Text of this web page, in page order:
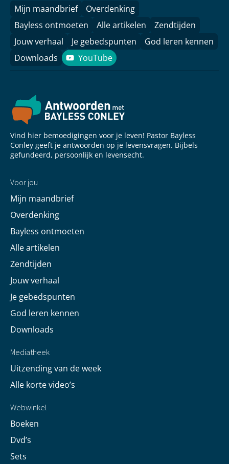
Mijn maandbrief
Overdenking
Bayless ontmoeten
Alle artikelen
Zendtijden
Jouw verhaal
Je gebedspunten
God leren kennen
Downloads
YouTube
YouTube
Vind hier bemoedigingen voor je leven! Pastor Bayless
Conley geeft je antwoorden op je levensvragen. Bijbels
gefundeerd, persoonlijk en levensecht.
Voor jou
Mijn maandbrief
Overdenking
Bayless ontmoeten
Alle artikelen
Zendtijden
Jouw verhaal
Je gebedspunten
God leren kennen
Downloads
Mediatheek
Uitzending van de week
Alle korte video’s
Webwinkel
Boeken
Dvd’s
Sets